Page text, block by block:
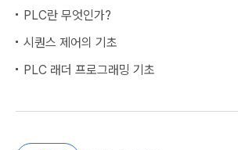
PLC란 무엇인가?
시퀀스 제어의 기초
PLC 래더 프로그래밍 기초